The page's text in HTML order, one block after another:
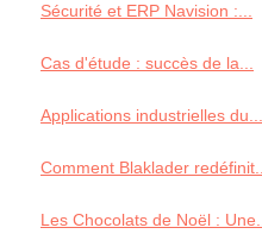
Sécurité et ERP Navision :...
Cas d'étude : succès de la...
Applications industrielles du...
Comment Blaklader redéfinit...
Les Chocolats de Noël : Une...